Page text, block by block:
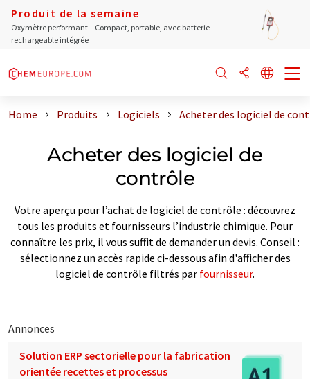
Produit de la semaine
Oxymètre performant – Compact, portable, avec batterie
rechargeable intégrée
Home Produits Logiciels Acheter des logiciel de
Acheter des logiciel de
contrôle
Votre aperçu pour l’achat de logiciel de contrôle : découvrez
tous les produits et fournisseurs l’industrie chimique. Pour
connaître les prix, il vous suffit de demander un devis. Conseil :
sélectionnez un accès rapide ci-dessous afin d'afficher des
logiciel de contrôle filtrés par fournisseur.
Annonces
Solution ERP sectorielle pour la fabrication
orientée recettes et processus